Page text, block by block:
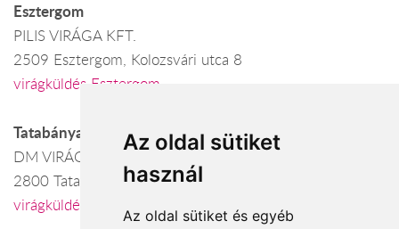
Az oldal sütiket
használ
Az oldal sütiket és egyéb
Esztergom
PILIS VIRÁGA KFT.
2509 Esztergom, Kolozsvári utca 8
virágküldés Esztergom
Tatabánya
DM VIRÁGBOLT
2800 Tatabánya, Baross köz 5.
virágküldés Tatabánya